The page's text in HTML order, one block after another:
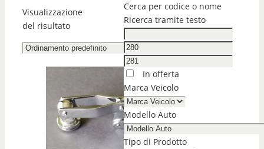
Visualizzazione
del risultato
Cerca per codice o nome
Ricerca tramite testo
In offerta
Marca Veicolo
Modello Auto
Tipo di Prodotto